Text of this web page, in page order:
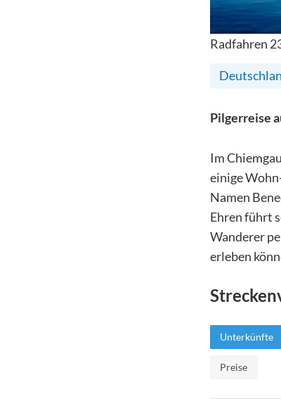
Radfahren
Pilgerreise
Im
einige
Namen
Ehren führt
Wanderer
erleben
Unterkünfte
Preise